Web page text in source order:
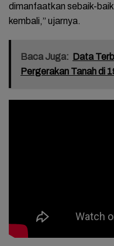
dimanfaatkan sebaik-
kembali,” ujarnya.
Baca Juga: Data
Pergerakan Tanah di